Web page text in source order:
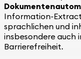
Information-
sprachlichen und
insbesondere auch
Barrierefreiheit.